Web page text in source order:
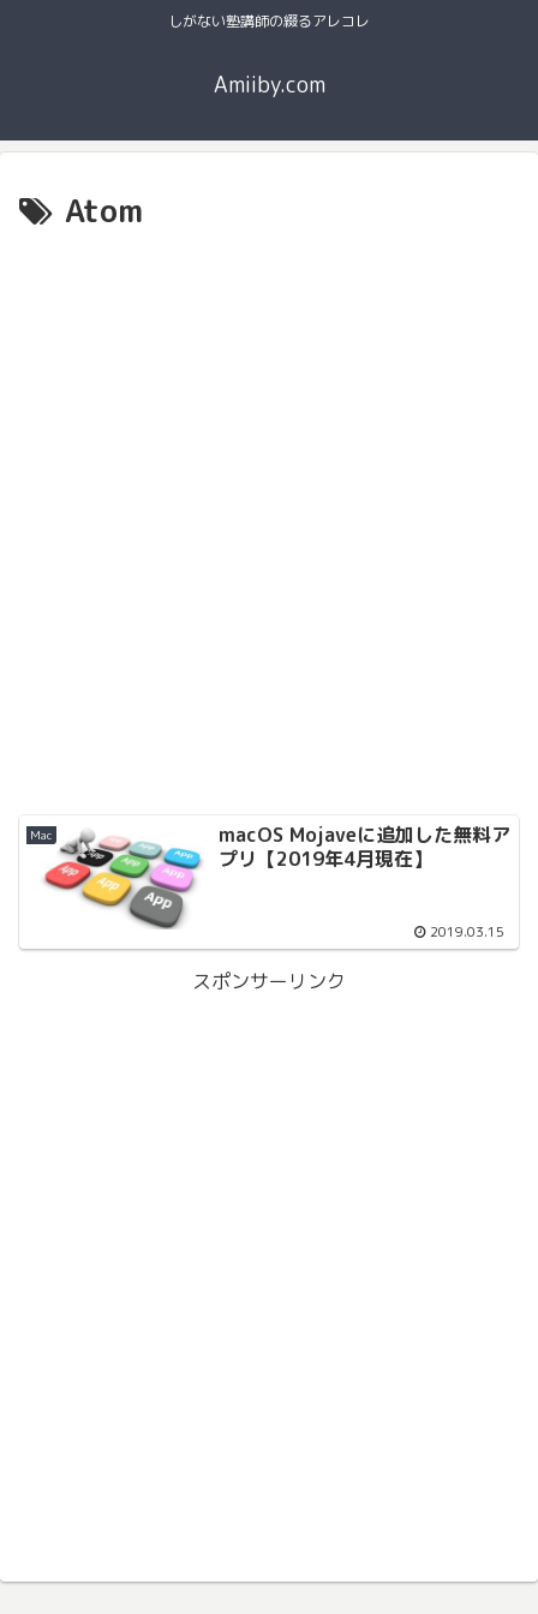
しがない塾講師の綴るアレコレ
Amiiby.com
Atom
Mac
macOS Mojaveに追加した無料ア
プリ【2019年4月現在】
2019.03.15
スポンサーリンク